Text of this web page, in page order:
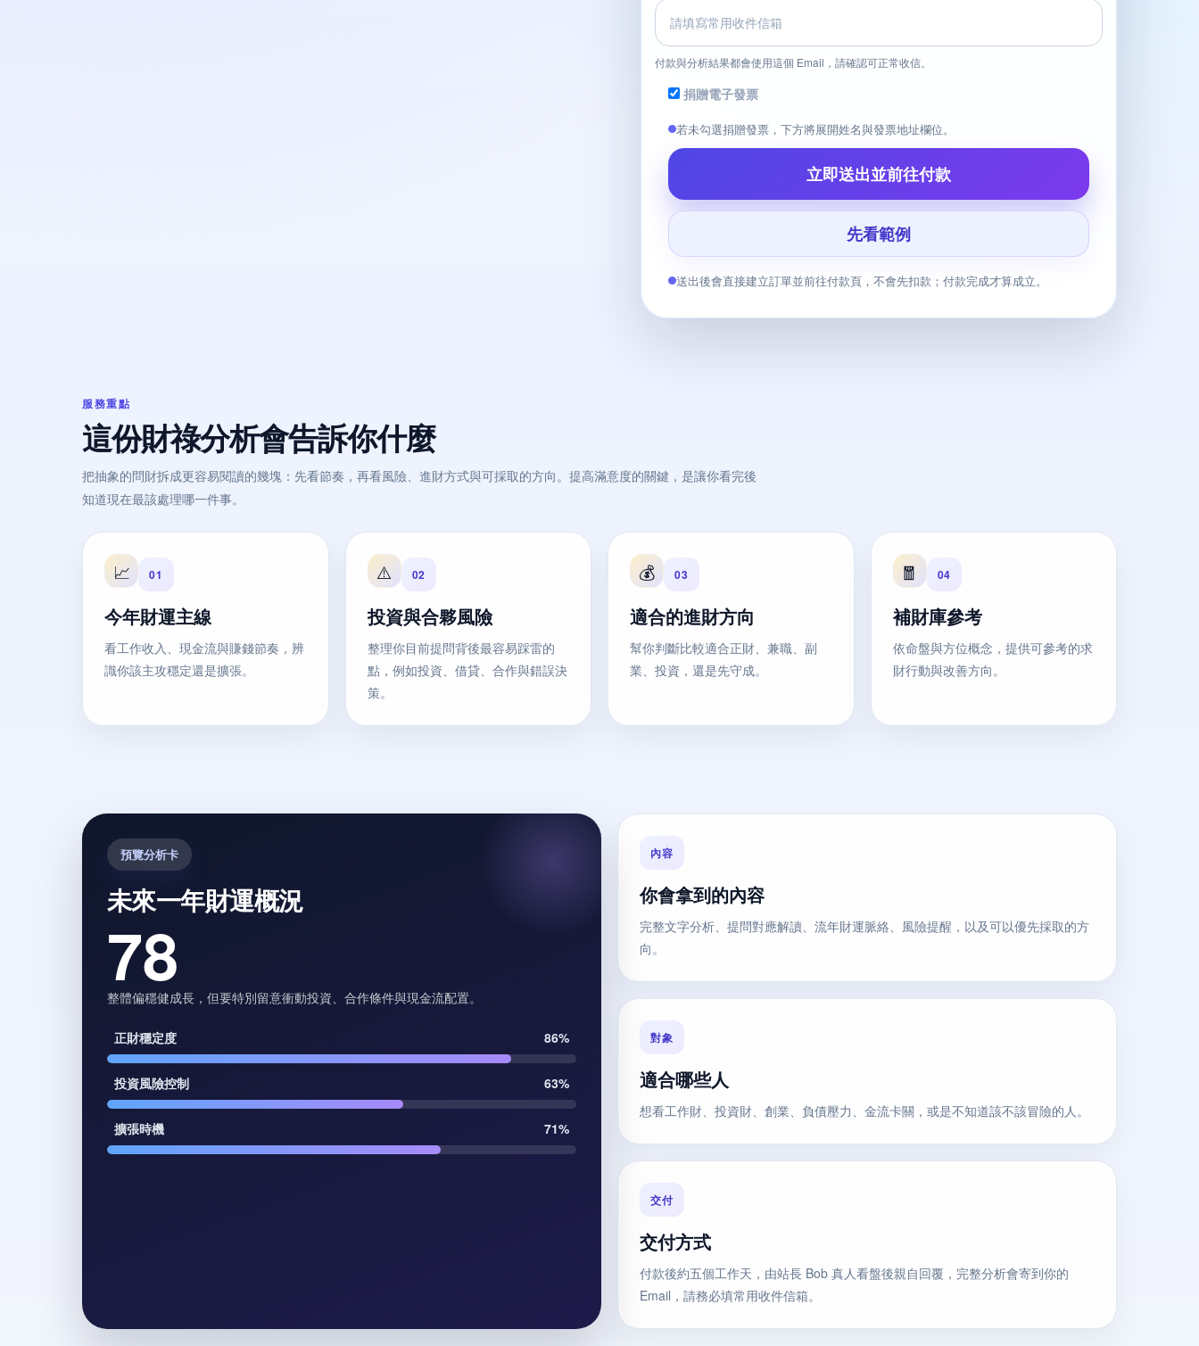
付款與分析結果都會使用這個 Email，請確認可正常收信。
捐贈電子發票
若未勾選捐贈發票，下方將展開姓名與發票地址欄位。
立即送出並前往付款
先看範例
送出後會直接建立訂單並前往付款頁，不會先扣款；付款完成才算成立。
服務重點
這份財祿分析會告訴你什麼
把抽象的問財拆成更容易閱讀的幾塊：先看節奏，再看風險、進財方式與可採取的方向。提高滿意度的關鍵，是讓你看完後
知道現在最該處理哪一件事。
📈 01
今年財運主線
看工作收入、現金流與賺錢節奏，辨
識你該主攻穩定還是擴張。
⚠️ 02
投資與合夥風險
整理你目前提問背後最容易踩雷的
點，例如投資、借貸、合作與錯誤決
策。
💰 03
適合的進財方向
幫你判斷比較適合正財、兼職、副
業、投資，還是先守成。
🧧 04
補財庫參考
依命盤與方位概念，提供可參考的求
財行動與改善方向。
預覽分析卡
未來一年財運概況
78
整體偏穩健成長，但要特別留意衝動投資、合作條件與現金流配置。
正財穩定度 86%
投資風險控制 63%
擴張時機 71%
內容
你會拿到的內容
完整文字分析、提問對應解讀、流年財運脈絡、風險提醒，以及可以優先採取的方
向。
對象
適合哪些人
想看工作財、投資財、創業、負債壓力、金流卡關，或是不知道該不該冒險的人。
交付
交付方式
付款後約五個工作天，由站長 Bob 真人看盤後親自回覆，完整分析會寄到你的
Email，請務必填常用收件信箱。